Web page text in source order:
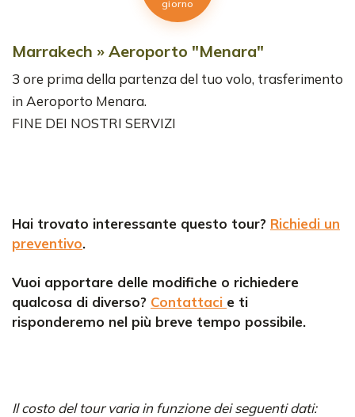
giorno
Marrakech » Aeroporto "Menara"
3 ore prima della partenza del tuo volo, trasferimento
in Aeroporto Menara.
FINE DEI NOSTRI SERVIZI
Hai trovato interessante questo tour? Richiedi un
preventivo.
Vuoi apportare delle modifiche o richiedere
qualcosa di diverso? Contattaci e ti
risponderemo nel più breve tempo possibile.
Il costo del tour varia in funzione dei seguenti dati: